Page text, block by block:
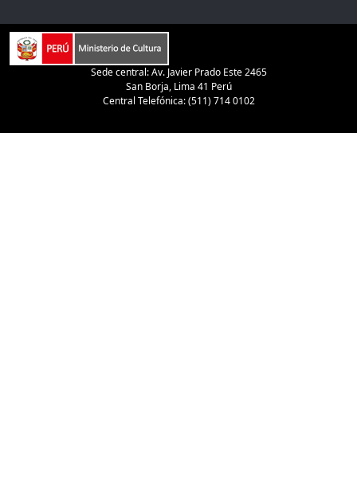
Sede central: Av. Javier Prado Este 2465
San Borja, Lima 41 Perú
Central Telefónica: (511) 714 0102